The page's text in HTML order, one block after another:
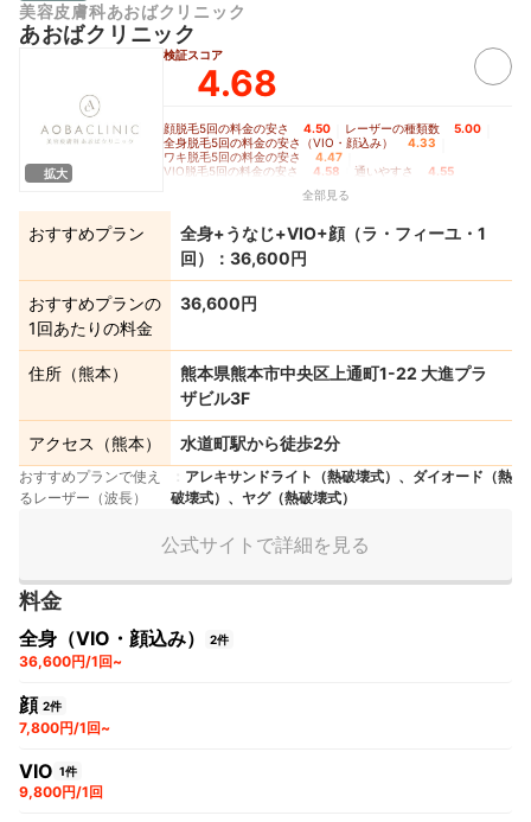
美容皮膚科あおばクリニック
あおばクリニック
拡大
検証スコア
4.68
顔脱毛5回の料金の安さ 4.50 レーザーの種類数 5.00
全身脱毛5回の料金の安さ（VIO・顔込み） 4.33
ワキ脱毛5回の料金の安さ 4.47
VIO脱毛5回の料金の安さ 4.58 通いやすさ
4.55
全部見る
おすすめプラン
全身+うなじ+VIO+顔（ラ・フィーユ・1
回）：36,600円
おすすめプランの
1回あたりの料金
36,600円
住所（熊本）
熊本県熊本市中央区上通町1-22 大進プラ
ザビル3F
アクセス（熊本） 水道町駅から徒歩2分
おすすめプランで使え
るレーザー（波長）
アレキサンドライト（熱破壊式）、ダイオード（熱
破壊式）、ヤグ（熱破壊式）
公式サイトで詳細を見る
料金
全身（VIO・顔込み） 2件
36,600円/1回~
顔 2件
7,800円/1回~
VIO 1件
9,800円/1回